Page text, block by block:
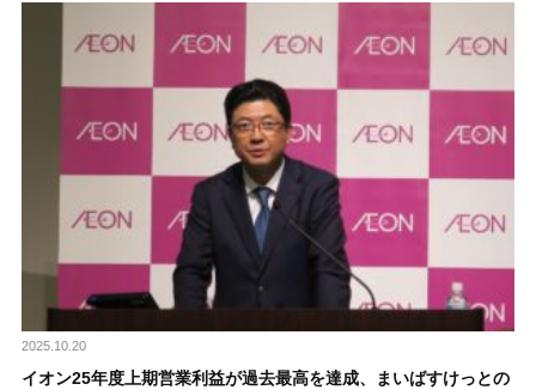
2025.10.20
イオン25年度上期営業利益が過去最高を達成、まいばすけっとの